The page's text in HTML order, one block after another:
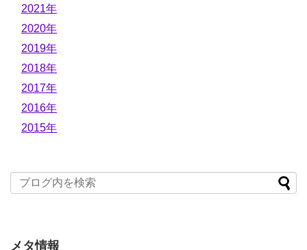
2021年
2020年
2019年
2018年
2017年
2016年
2015年
メタ情報